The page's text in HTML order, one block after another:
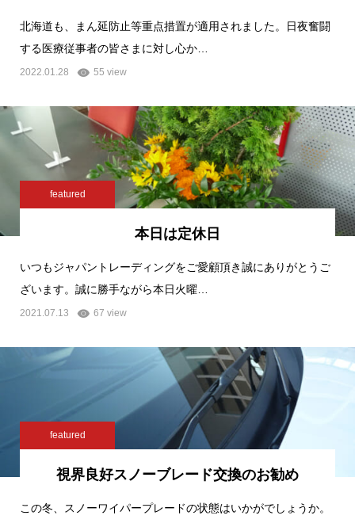
北海道も、まん延防止等重点措置が適用されました。日夜奮闘
する医療従事者の皆さまに対し心か…
2022.01.28 55 view
featured
本日は定休日
いつもジャパントレーディングをご愛顧頂き誠にありがとうご
ざいます。誠に勝手ながら本日火曜…
2021.07.13 67 view
featured
視界良好スノーブレード交換のお勧め
この冬、スノーワイパープレードの状態はいかがでしょうか。